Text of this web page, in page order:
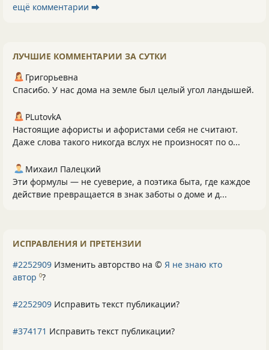
ещё комментарии ⮕
ЛУЧШИЕ КОММЕНТАРИИ ЗА СУТКИ
Григорьевна
Спасибо. У нас дома на земле был целый угол ландышей.
PLutоvkА
Настоящие афористы и афористами себя не считают.
Даже слова такого никогда вслух не произносят по о...
Михаил Палецкий
Эти формулы — не суеверие, а поэтика быта, где каждое
действие превращается в знак заботы о доме и д...
ИСПРАВЛЕНИЯ И ПРЕТЕНЗИИ
#2252909 Изменить авторство на © Я не знаю кто
автор 0?
#2252909 Исправить текст публикации?
#374171 Исправить текст публикации?